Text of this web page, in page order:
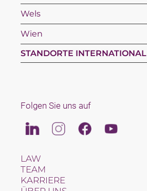
Wels
Wien
STANDORTE INTERNATIONAL
Folgen Sie uns auf
LinkedinInstagramFacebookYoutube
LAW
TEAM
KARRIERE